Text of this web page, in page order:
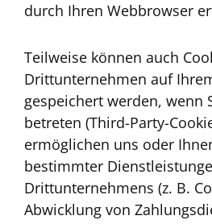
durch Ihren Webbrowser
Teilweise können auch
Drittunternehmen auf
gespeichert werden, wenn
betreten (Third-Party-
ermöglichen uns oder
bestimmter
Drittunternehmens (z. B.
Abwicklung von